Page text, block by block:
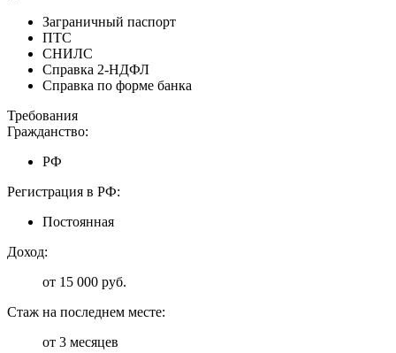
Заграничный паспорт
ПТС
СНИЛС
Справка 2-НДФЛ
Справка по форме банка
Требования
Гражданство:
РФ
Регистрация в РФ:
Постоянная
Доход:
от 15 000 руб.
Стаж на последнем месте:
от 3 месяцев